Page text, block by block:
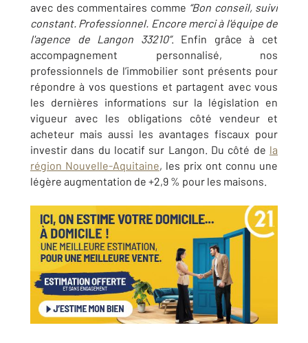
avec des commentaires comme “Bon conseil, suivi
constant. Professionnel. Encore merci à l'équipe de
l'agence de Langon 33210”. Enfin grâce à cet
accompagnement personnalisé, nos
professionnels de l’immobilier sont présents pour
répondre à vos questions et partagent avec vous
les dernières informations sur la législation en
vigueur avec les obligations côté vendeur et
acheteur mais aussi les avantages fiscaux pour
investir dans du locatif sur Langon. Du côté de la
région Nouvelle-Aquitaine, les prix ont connu une
légère augmentation de +2,9 % pour les maisons.